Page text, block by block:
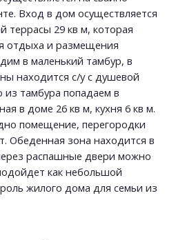
Вход в дом осуществляется
террасы 29 кв м, которая
отдыха и размещения
в маленький тамбур, в
находится с/у с душевой
тамбура попадаем в
в доме 26 кв м, кухня 6 кв м.
помещение, перегородки
Обеденная зона находится в
распашные двери можно
как небольшой
жилого дома для семьи из